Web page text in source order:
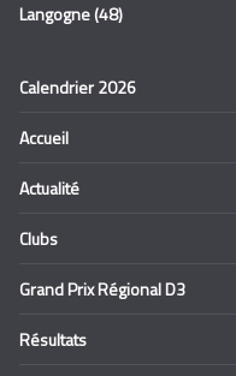
Langogne (48)
Calendrier 2026
Accueil
Actualité
Clubs
Grand Prix Régional D3
Résultats